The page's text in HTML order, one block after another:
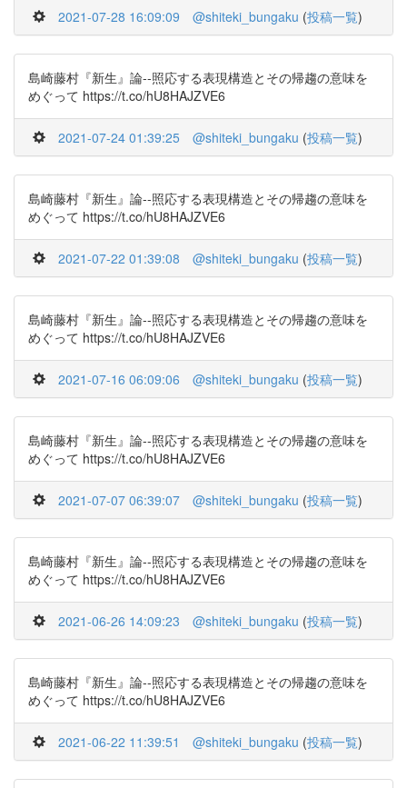
2021-07-28 16:09:09 @shiteki_bungaku (投稿一覧)
島崎藤村『新生』論--照応する表現構造とその帰趨の意味を
めぐって https://t.co/hU8HAJZVE6
2021-07-24 01:39:25 @shiteki_bungaku (投稿一覧)
島崎藤村『新生』論--照応する表現構造とその帰趨の意味を
めぐって https://t.co/hU8HAJZVE6
2021-07-22 01:39:08 @shiteki_bungaku (投稿一覧)
島崎藤村『新生』論--照応する表現構造とその帰趨の意味を
めぐって https://t.co/hU8HAJZVE6
2021-07-16 06:09:06 @shiteki_bungaku (投稿一覧)
島崎藤村『新生』論--照応する表現構造とその帰趨の意味を
めぐって https://t.co/hU8HAJZVE6
2021-07-07 06:39:07 @shiteki_bungaku (投稿一覧)
島崎藤村『新生』論--照応する表現構造とその帰趨の意味を
めぐって https://t.co/hU8HAJZVE6
2021-06-26 14:09:23 @shiteki_bungaku (投稿一覧)
島崎藤村『新生』論--照応する表現構造とその帰趨の意味を
めぐって https://t.co/hU8HAJZVE6
2021-06-22 11:39:51 @shiteki_bungaku (投稿一覧)